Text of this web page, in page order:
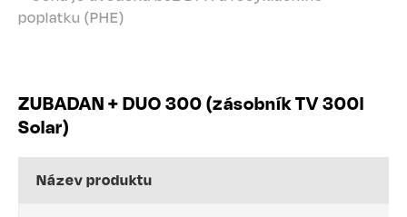
poplatku (PHE)
ZUBADAN + DUO 300 (zásobník TV 300l
Solar)
Název produktu